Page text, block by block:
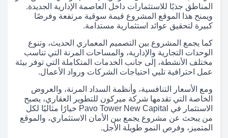
المناطق جذبًا للاستثمارات داخل العاصمة الإدارية الجديدة.
ويمنح هذا الموقع المشروع قيمة سوقية مرتفعة وفرصًا
كبيرة لتحقيق عوائد استثمارية مستدامة.
كما يجمع المشروع بين التصميم المعماري الحديث، وتنوع
الوحدات التجارية والإدارية، والمساحات المرنة التي تناسب
مختلف الأنشطة، إلى جانب الخدمات المتكاملة التي توفر بيئة
عمل احترافية تلبي احتياجات الشركات ورواد الأعمال.
ومع الأسعار التنافسية، وأنظمة السداد المرنة، والعروض
الخاصة التي تقدمها شركة ميركون للتطوير العقاري، يصبح
الاستثمار في Pavo Tower New Capital خيارًا مثاليًا لكل
من يبحث عن مشروع يجمع بين الأمان الاستثماري، والموقع
المتميز، وفرص النمو طويلة الأجل.